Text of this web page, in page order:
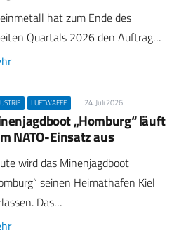
hat zum Ende des
Quartals 2026 den Auftrag…
LUFTWAFFE 24. Juli 2026
„Homburg“ läuft
NATO-Einsatz aus
wird das Minenjagdboot
seinen Heimathafen Kiel
Das…